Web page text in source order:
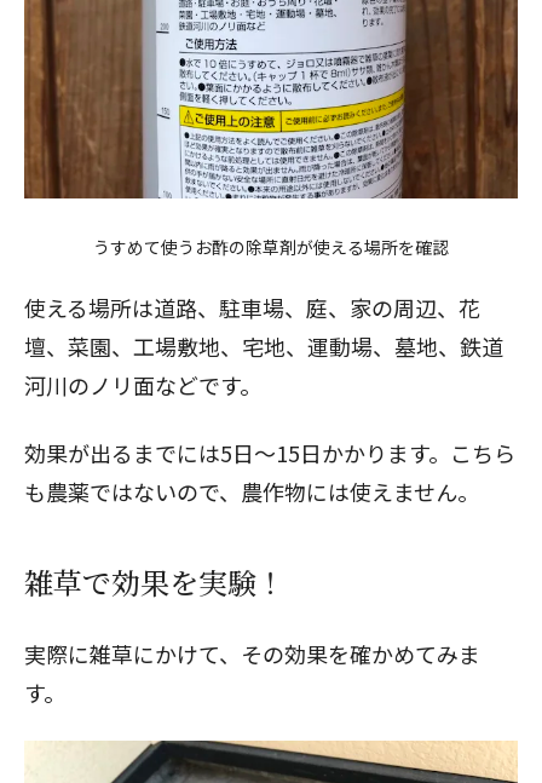
うすめて使うお酢の除草剤が使える場所を確認
使える場所は道路、駐車場、庭、家の周辺、花
壇、菜園、工場敷地、宅地、運動場、墓地、鉄道
河川のノリ面などです。
効果が出るまでには5日〜15日かかります。こちら
も農薬ではないので、農作物には使えません。
雑草で効果を実験！
実際に雑草にかけて、その効果を確かめてみま
す。